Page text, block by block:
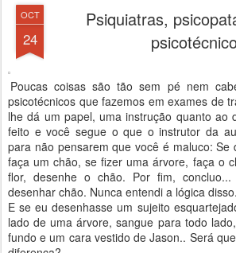
OCT
24
Psiquiatras,
Poucas coisas são tão sem pé nem
psicotécnicos que fazemos em exames de
lhe dá um papel, uma instrução quanto ao
feito e você segue o que o instrutor da
para não pensarem que você é maluco: Se
faça um chão, se fizer uma árvore, faça o
flor, desenhe o chão. Por fim, concluo...
desenhar chão. Nunca entendi a lógica disso.
E se eu desenhasse um sujeito
lado de uma árvore, sangue para todo
fundo e um cara vestido de Jason.. Será